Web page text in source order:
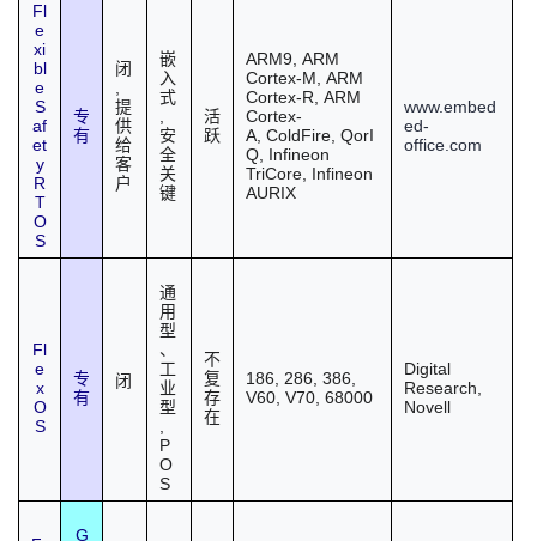
Fl
e
xi
bl
e
S
af
et
y
R
T
O
S
专
有
闭
提
供
给
客
户
嵌
入
式
安
全
关
键
活
跃
ARM9 ARM
Cortex-M ARM
Cortex-R ARM
Cortex-
A ColdFire QorI
Q Infineon
TriCore Infineon
AURIX
www.embed
ed-
office.com
Fl
e
x
O
S
专
有
闭
通
用
型
、
工
业
型
P
O
S
不
复
存
在
186, 286, 386,
V60, V70, 68000
Digital
Research,
Novell
G